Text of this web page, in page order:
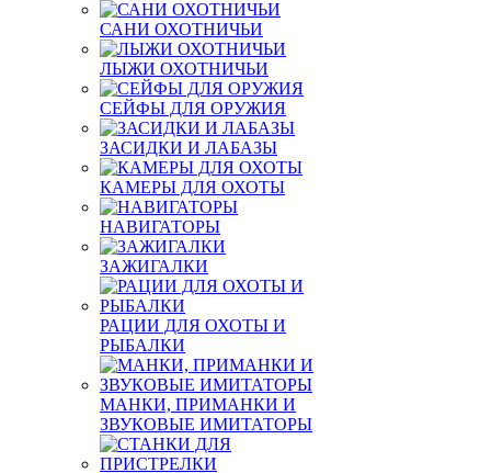
САНИ ОХОТНИЧЬИ
ЛЫЖИ ОХОТНИЧЬИ
СЕЙФЫ ДЛЯ ОРУЖИЯ
ЗАСИДКИ И ЛАБАЗЫ
КАМЕРЫ ДЛЯ ОХОТЫ
НАВИГАТОРЫ
ЗАЖИГАЛКИ
РАЦИИ ДЛЯ ОХОТЫ И
РЫБАЛКИ
МАНКИ, ПРИМАНКИ И
ЗВУКОВЫЕ ИМИТАТОРЫ